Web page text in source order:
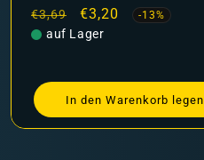
Normaler
Preis
€3,69 Verkaufspreis
€3,20 -13%
auf Lager
In den Warenkorb legen